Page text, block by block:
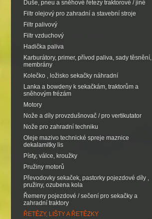
Duše, pneu a sněhové řetezy traktorové / jiné
Filtr olejový pro zahradní a stavební stroje
Filtr palivový
Filtr vzduchový
Hadička paliva
Karburátory, primer, přívod paliva, sady těsnění,
membrány
Kolečko , ložisko sekačky náhradní
Lanka a bowdeny k sekačkám, traktorům a
sněhovým frézám
Motory
Nože a díly provzdušnovač / pro vertikutator
Nože pro zahradní techniku
Oleje mazivo technické spreje maznice
dekalamitky lis
Písty, válce, kroužky
Pružiny motorů
Převodovky sekaček, pastorky pojezdové díly ,
pružiny, ozubena kola
Řemeny pojezdové / sečení pro sekačky a
zahradní traktory
ŘETĚZY, LIŠTY A ŘETĚZKY